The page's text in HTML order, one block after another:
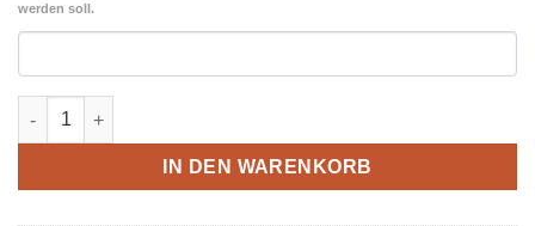
werden soll.
Geo-Design 041 Ergänzung- Motorhaube und Heck
IN DEN WARENKORB